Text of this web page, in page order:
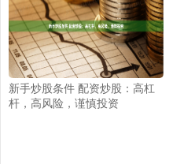
新手炒股条件 配资炒股：高杠
杆，高风险，谨慎投资